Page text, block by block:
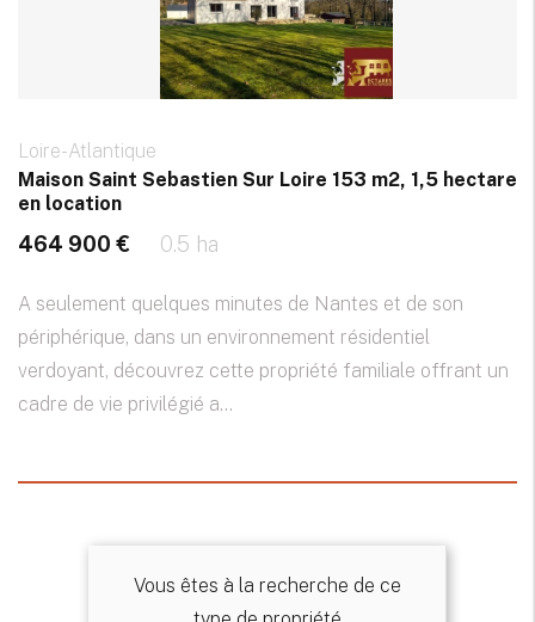
Loire-Atlantique
Maison Saint Sebastien Sur Loire 153 m2, 1,5 hectare
en location
464 900 € 0.5 ha
A seulement quelques minutes de Nantes et de son
périphérique, dans un environnement résidentiel
verdoyant, découvrez cette propriété familiale offrant un
cadre de vie privilégié a...
Vous êtes à la recherche de ce